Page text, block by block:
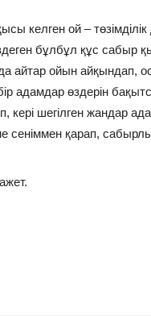
келген ой –
бұлбұл құс сабыр
айтар ойын айқындап,
адамдар өздерін
кері шегілген жандар
сеніммен қарап,